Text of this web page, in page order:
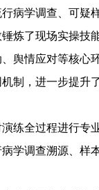
病学调查、可疑
炼了现场实操技
舆情应对等核心
制，进一步提升
练全过程进行专
学调查溯源、样